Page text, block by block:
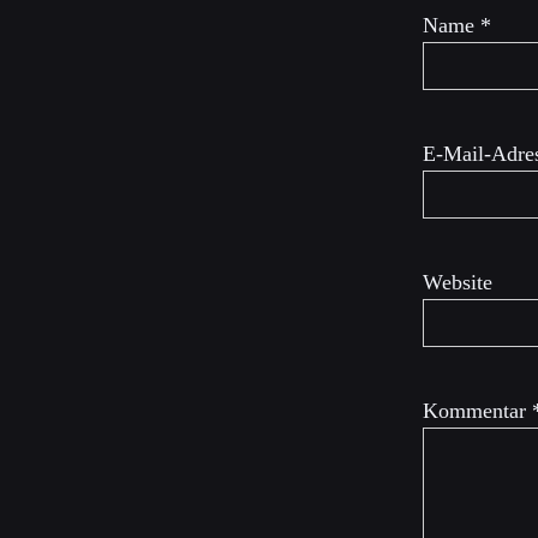
Kommentar
Name *
E-Mail-
Website